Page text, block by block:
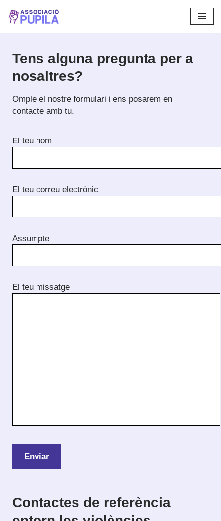
Vés
contingut
Tens alguna pregunta per a
nosaltres?
Omple el nostre formulari i ens posarem en
contacte amb tu.
El teu nom
El teu correu electrònic
Assumpte
El teu missatge
Contactes de referència